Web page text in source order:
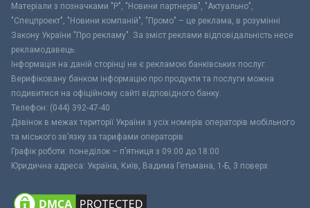
Матеріали з позначками "Р", "Новини партнерів", "Актуально",
"Спецпроект", "Новини компаній", "Промо" – це реклама, в розумінні
Закону України "Про рекламу". За зміст реклами відповідальність несе
рекламодавець.
Інформація на даній сторінці не є рекламою банківських послуг.
Верифіковану банком інформацію про продукти та послуги можна
подивитися на офіційному сайті відповідного банку.
Телефон: (044) 392-47-40
Дзвінок в межах території України з усіх номерів операторів мобільного
та міського зв’язку за тарифами операторів
Графік роботи: понеділок – п’ятниця з 09:00 до 18:00
Юридична адреса: Україна, Київ, Вадима Гетьмана, 1-Б, 3 поверх